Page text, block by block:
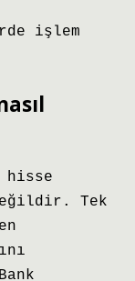
işlem
hisse
Tek